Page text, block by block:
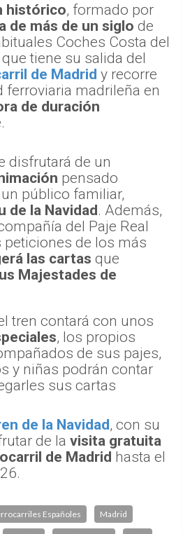
histórico, formado por
de más de un siglo de
Coches Costa del
que tiene su salida del
de Madrid y recorre
ferroviaria madrileña en
de duración
disfrutará de un
pensado
público familiar,
de la Navidad. Además,
del Paje Real
peticiones de los más
las cartas que
Majestades de
tren contará con unos
, los propios
de sus pajes,
y niñas podrán contar
sus cartas
de la Navidad, con su
de la visita gratuita
de Madrid hasta el
Españoles Madrid